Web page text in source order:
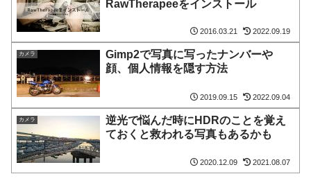
RawTherapeeをインストール
2016.03.21 2022.09.19
カメラ
Gimp2で写真に写ったナンバーや
顔、個人情報を隠す方法
2019.09.15 2022.09.04
カメラ
逆光で悩んだ時にHDRのことを覚え
ておくと救われる写真もあるかも
2020.12.09 2021.08.07